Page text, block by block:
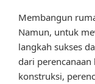
Membangun
Namun, untuk
langkah sukses
dari
konstruksi,